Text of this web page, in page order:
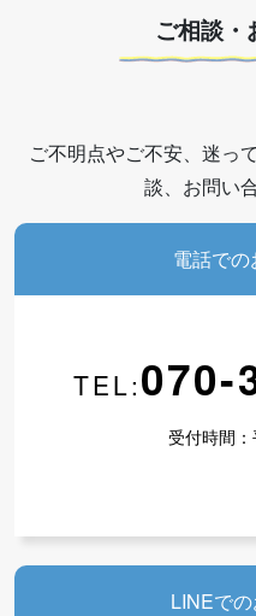
ご相談・
ご不明点やご不安、迷っ
談、お問い
電話で
TEL:070-
受付時間
LINEで